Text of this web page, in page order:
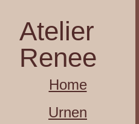
Atelier
Renee
Home
Urnen